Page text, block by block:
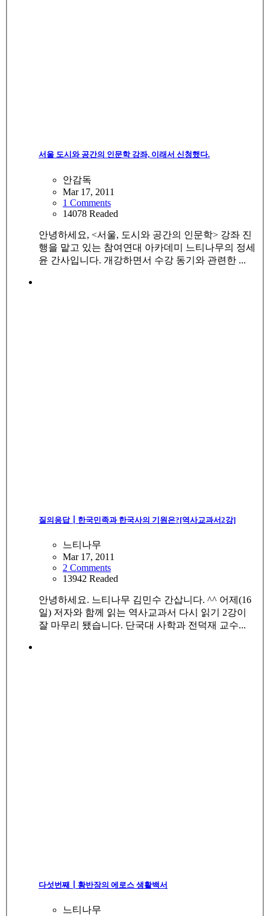
서울 도시와 공간의 인문학 강좌, 이래서 신청했다.
안감독
Mar 17, 2011
1 Comments
14078 Readed
안녕하세요, <서울, 도시와 공간의 인문학> 강좌 진
행을 맡고 있는 참여연대 아카데미 느티나무의 정세
윤 간사입니다. 개강하면서 수강 동기와 관련한 ...
질의응답┃한국민족과 한국사의 기원은?[역사교과서2강]
느티나무
Mar 17, 2011
2 Comments
13942 Readed
안녕하세요. 느티나무 김민수 간삽니다. ^^ 어제(16
일) 저자와 함께 읽는 역사교과서 다시 읽기 2강이
잘 마무리 됐습니다. 단국대 사학과 전덕재 교수...
다섯번째┃황반장의 에로스 생활백서
느티나무